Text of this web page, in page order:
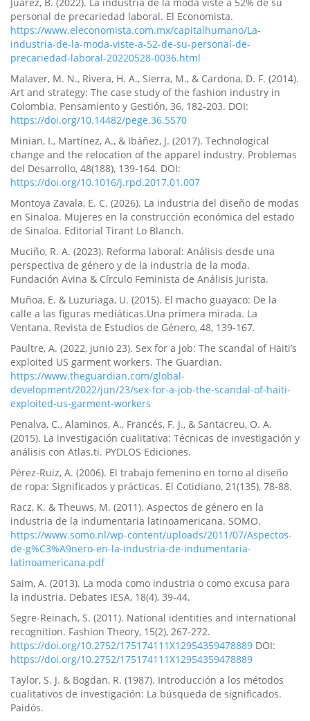
personal de precariedad laboral. El Economista.
https://www.eleconomista.com.mx/capitalhumano/La-
industria-de-la-moda-viste-a-52-de-su-personal-de-
precariedad-laboral-20220528-0036.html
Malaver, M. N., Rivera, H. A., Sierra, M., & Cardona, D. F. (2014).
Art and strategy: The case study of the fashion industry in
Colombia. Pensamiento y Gestión, 36, 182-203. DOI:
https://doi.org/10.14482/pege.36.5570
Minian, I., Martínez, A., & Ibáñez, J. (2017). Technological
change and the relocation of the apparel industry. Problemas
del Desarrollo, 48(188), 139-164. DOI:
https://doi.org/10.1016/j.rpd.2017.01.007
Montoya Zavala, E. C. (2026). La industria del diseño de modas
en Sinaloa. Mujeres en la construcción económica del estado
de Sinaloa. Editorial Tirant Lo Blanch.
Muciño, R. A. (2023). Reforma laboral: Análisis desde una
perspectiva de género y de la industria de la moda.
Fundación Avina & Círculo Feminista de Análisis Jurista.
Muñoa, E. & Luzuriaga, U. (2015). El macho guayaco: De la
calle a las figuras mediáticas.Una primera mirada. La
Ventana. Revista de Estudios de Género, 48, 139-167.
Paultre, A. (2022, junio 23). Sex for a job: The scandal of Haiti’s
exploited US garment workers. The Guardian.
https://www.theguardian.com/global-
development/2022/jun/23/sex-for-a-job-the-scandal-of-haiti-
exploited-us-garment-workers
Penalva, C., Alaminos, A., Francés, F. J., & Santacreu, O. A.
(2015). La investigación cualitativa: Técnicas de investigación y
análisis con Atlas.ti. PYDLOS Ediciones.
Pérez-Ruiz, A. (2006). El trabajo femenino en torno al diseño
de ropa: Significados y prácticas. El Cotidiano, 21(135), 78-88.
Racz, K. & Theuws, M. (2011). Aspectos de género en la
industria de la indumentaria latinoamericana. SOMO.
https://www.somo.nl/wp-content/uploads/2011/07/Aspectos-
de-g%C3%A9nero-en-la-industria-de-indumentaria-
latinoamericana.pdf
Saim, A. (2013). La moda como industria o como excusa para
la industria. Debates IESA, 18(4), 39-44.
Segre-Reinach, S. (2011). National identities and international
recognition. Fashion Theory, 15(2), 267-272.
https://doi.org/10.2752/175174111X12954359478889 DOI:
https://doi.org/10.2752/175174111X12954359478889
Taylor, S. J. & Bogdan, R. (1987). Introducción a los métodos
cualitativos de investigación: La búsqueda de significados.
Paidós.